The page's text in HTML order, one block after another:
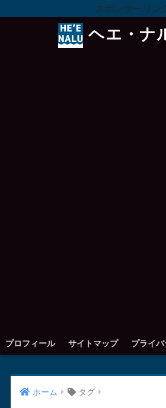
スポンサーリン
ヘエ・ナ
プロフィール サイトマップ プライ
ホーム タグ